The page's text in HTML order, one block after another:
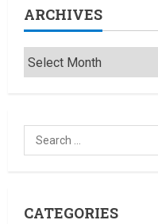
ARCHIVES
CATEGORIES